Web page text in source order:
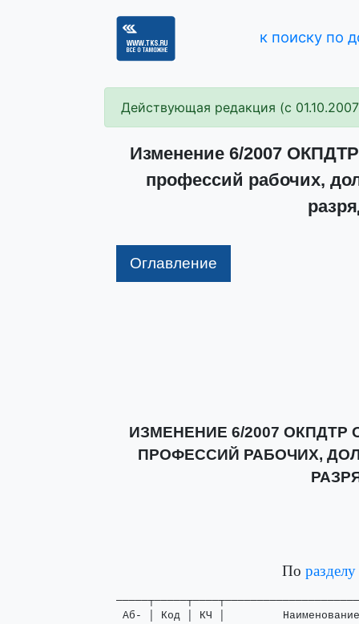
к поиску по
Действующая редакция (с
Изменение 6/2007
профессий рабочих,
Оглавление
ИЗМЕНЕНИЕ 6/2007
ПРОФЕССИЙ РАБОЧИХ,
По разделу
Аб- │ Код │ КЧ │